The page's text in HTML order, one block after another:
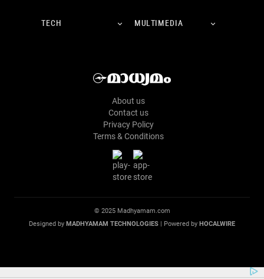
TECH MULTIMEDIA
About us
Contact us
Privacy Policy
Terms & Conditions
© 2025 Madhyamam.com
Designed by MADHYAMAM TECHNOLOGIES | Powered by HOCALWIRE